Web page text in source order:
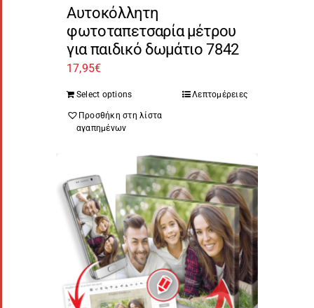
Αυτοκόλλητη
φωτοταπετσαρία μέτρου
για παιδικό δωμάτιο 7842
17,95€
Select options Λεπτομέρειες
Προσθήκη στη λίστα
αγαπημένων